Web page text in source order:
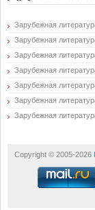
Зарубежная
Зарубежная
Зарубежная
Зарубежная
Зарубежная
Зарубежная
Зарубежная
Copyright © 2005-2026